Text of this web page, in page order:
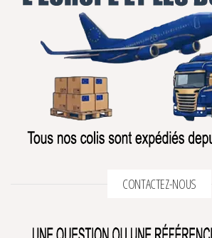
CONTACTEZ-NOUS